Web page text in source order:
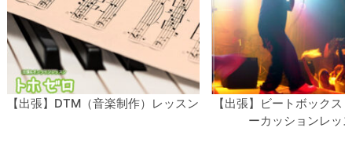
ンがおすすめ！ ＊お問い合わせフォーム 受講してみた
いけれど、色々と気になることを解消してから・・・
という方はこちらから！ぜひお気軽にお問い合わせくだ
さい！
【出張】DTM（音楽制作）レッスン
【出張】ビートボックス
ーカッションレッ